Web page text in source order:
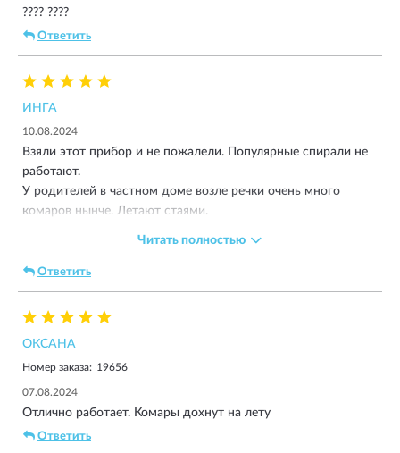
???? ????
Ответить
ИНГА
10.08.2024
Взяли этот прибор и не пожалели. Популярные спирали не
работают.
У родителей в частном доме возле речки очень много
комаров нынче. Летают стаями.
намного меньше. Было бы наверно ещё меньше если бы не
ветер. Прибор работает 100%.
Читать полностью
Ответить
ОКСАНА
Номер заказа: 19656
07.08.2024
Отлично работает. Комары дохнут на лету
Ответить